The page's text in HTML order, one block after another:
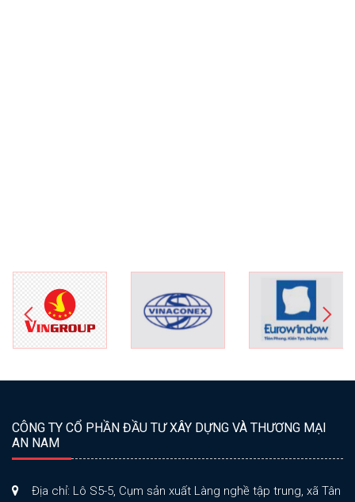
CÔNG TY CỔ PHẦN ĐẦU TƯ XÂY DỰNG VÀ THƯƠNG MẠI
AN NAM
Địa chỉ: Lô S5-5, Cụm sản xuất Làng nghề tập trung, xã Tân